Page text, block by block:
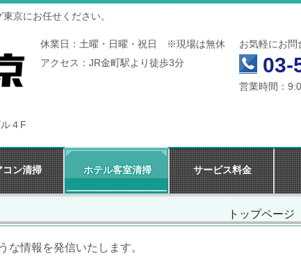
京にお任せください。
４F
休業日：土曜・日曜・祝日 ※現場は無休
アクセス：JR金町駅より徒歩3分
お気軽にお問
03-
営業時間：
コン清掃 ホテル客室清掃 サービス料金
トップページ
な情報を発信いたします。